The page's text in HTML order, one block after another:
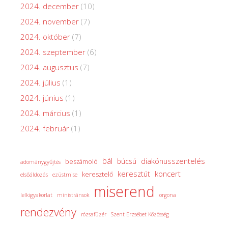
2024. december (10)
2024. november (7)
2024. október (7)
2024. szeptember (6)
2024. augusztus (7)
2024. július (1)
2024. június (1)
2024. március (1)
2024. február (1)
adománygyűjtés beszámoló bál búcsú diakónusszentelés
elsőáldozás ezüstmise keresztelő keresztút koncert
lelkigyakorlat ministránsok miserend orgona
rendezvény rózsafüzér Szent Erzsébet Közösség